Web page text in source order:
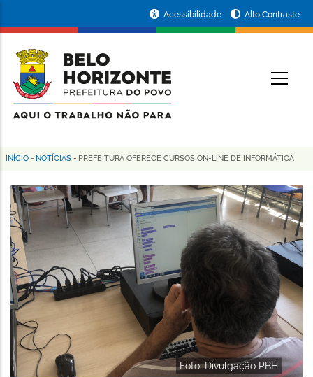
conteúdo
principal
da
Prefeitura
de
Horizonte
Acessibilidade Alto Contraste
Trilha
de
navegação
INÍCIO - NOTÍCIAS - PREFEITURA OFERECE CURSOS ON-LINE DE INFORMÁTICA
Foto: Divulgação PBH